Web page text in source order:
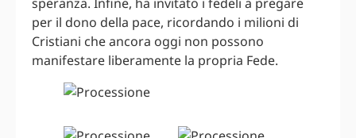
per il dono della pace, ricordando i milioni di
Cristiani che ancora oggi non possono
manifestare liberamente la propria Fede.